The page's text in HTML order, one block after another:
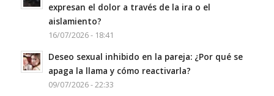
expresan el dolor a través de la ira o el
aislamiento?
16/07/2026 - 18:41
Deseo sexual inhibido en la pareja: ¿Por qué se
apaga la llama y cómo reactivarla?
09/07/2026 - 22:33